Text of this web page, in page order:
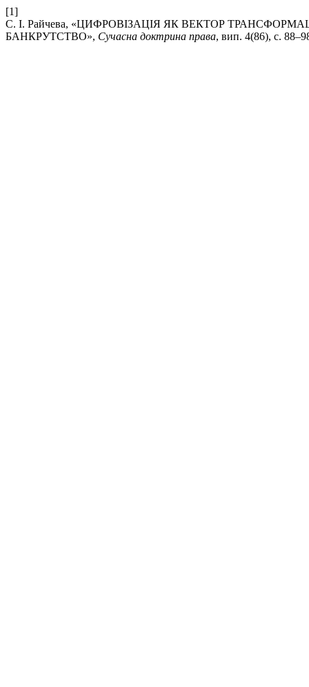
[1]
С. І. Райчева, «ЦИФРОВІЗАЦІЯ ЯК ВЕКТОР
БАНКРУТСТВО», Сучасна доктрина права, вип. 4(86), с.